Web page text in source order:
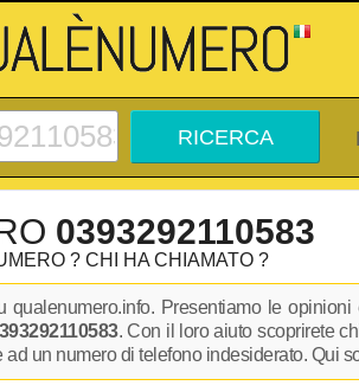
0393292110583
? CHI HA CHIAMATO ?
qualenumero.info. Presentiamo le
. Con il loro aiuto scoprirete
ad un numero di telefono indesiderato. Qui